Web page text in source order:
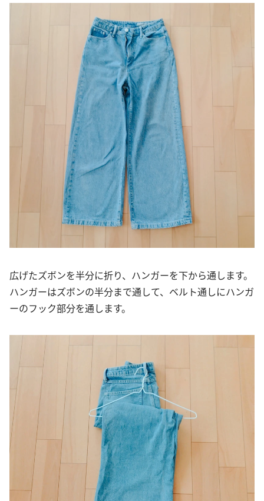
広げたズボンを半分に折り、ハンガーを下から通します。
ハンガーはズボンの半分まで通して、ベルト通しにハンガ
ーのフック部分を通します。